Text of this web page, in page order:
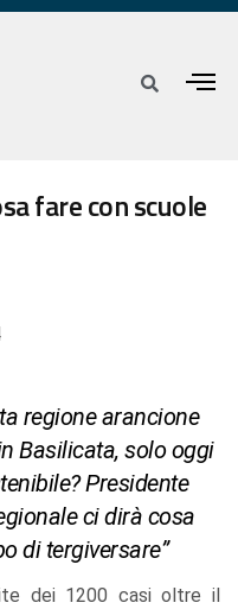
fare con scuole
regione arancione
Basilicata, solo oggi
Presidente
ci dirà cosa
di tergiversare”
dei 1200 casi oltre il